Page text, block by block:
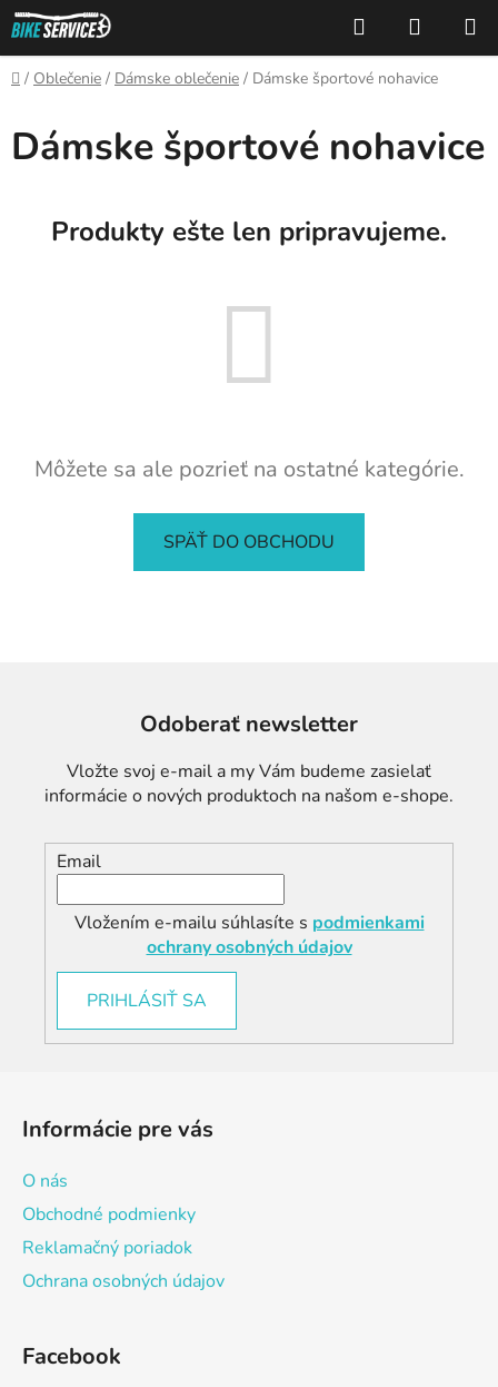
Prejsť
na
obsah
Hľadať
KOŠÍK
Domov
/ Oblečenie / Dámske oblečenie / Dámske športové nohavice
Dámske športové nohavice
Produkty ešte len pripravujeme.
Môžete sa ale pozrieť na ostatné kategórie.
SPÄŤ DO OBCHODU
Odoberať newsletter
Vložte svoj e-mail a my Vám budeme zasielať
informácie o nových produktoch na našom e-shope.
Email
Vložením e-mailu súhlasíte s podmienkami
ochrany osobných údajov
PRIHLÁSIŤ SA
Informácie pre vás
O nás
Obchodné podmienky
Reklamačný poriadok
Ochrana osobných údajov
Facebook